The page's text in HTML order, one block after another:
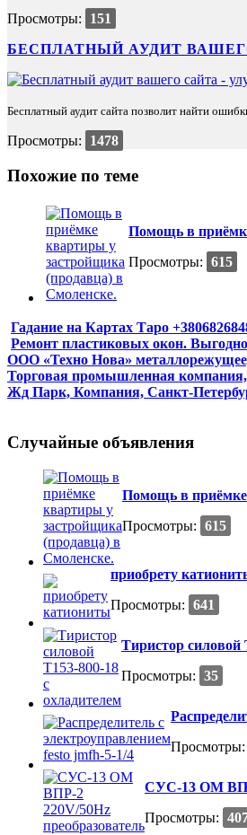
Просмотры:
151
БЕСПЛАТНЫЙ АУДИТ
Бесплатный аудит сайта позволит найти
Просмотры: 1478
Похожие по теме
Помощь в
Просмотры: 615
Гадание на Картах Таро
Ремонт пластиковых окон. Выгодно
ООО «Техно Нова» металлорежущее,
Торговая промышленная
Жд Парк, Компания, Санкт-
Случайные объявления
Помощь в приёмке
Просмотры: 615
приобрету
Просмотры: 641
Тиристор силовой
Просмотры: 35
Просмотры:
СУС-13 ОМ
Просмотры: